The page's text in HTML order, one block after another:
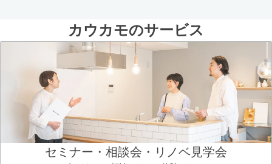
カウカモのサービス
セミナー・相談会・リノベ見学会